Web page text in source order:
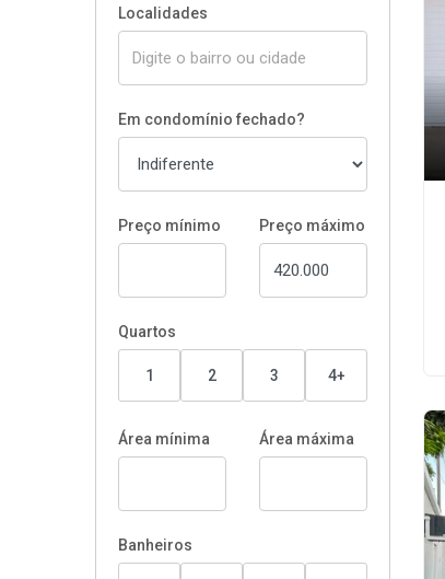
Localidades
Em condomínio fechado?
Preço mínimo Preço máximo
Quartos
1 2 3 4+
Área mínima Área máxima
Banheiros